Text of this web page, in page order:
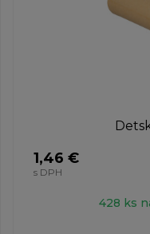
1,46 €
s DPH
428 ks